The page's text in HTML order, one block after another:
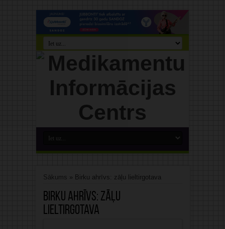
Sākums » Birku ahrīvs: zāļu lieltirgotava
Birku ahrīvs: zāļu
lieltirgotava